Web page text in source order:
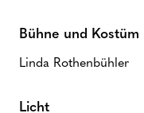
Bühne und Kostüm
Linda Rothenbühler
Licht